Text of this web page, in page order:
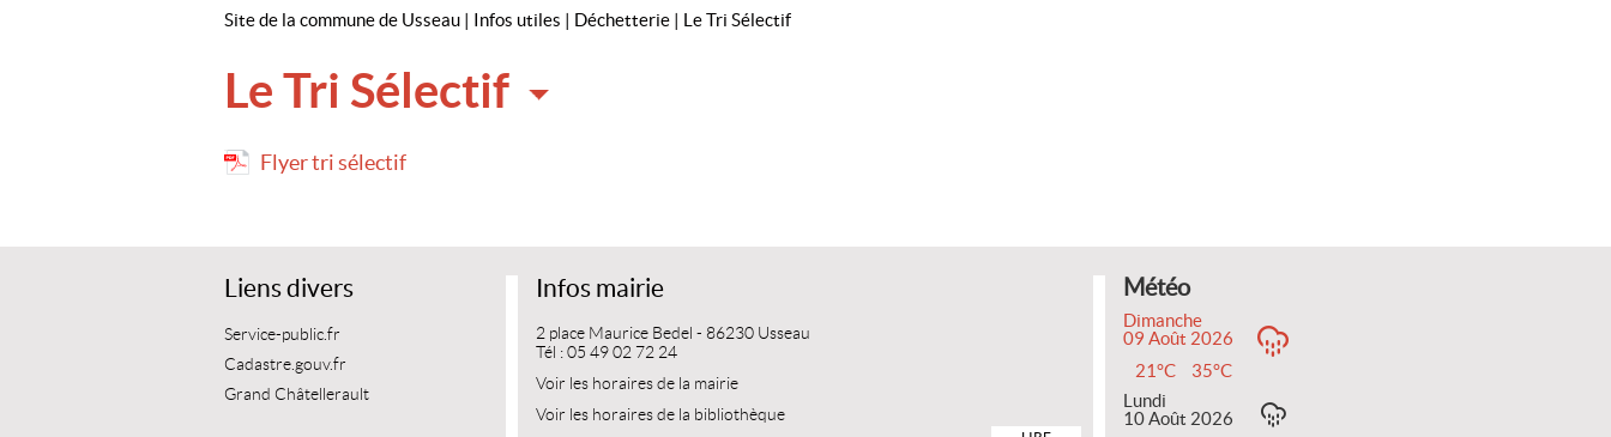
Usseau Infos
Cap Jeunes
Vie de la paroisse
Site de la commune de Usseau | Infos utiles | Déchetterie | Le Tri Sélectif
Le Tri Sélectif
Flyer tri sélectif
Liens divers
Service-public.fr
Cadastre.gouv.fr
Grand Châtellerault
Infos mairie
2 place Maurice Bedel - 86230 Usseau
Tél : 05 49 02 72 24
Voir les horaires de la mairie
Voir les horaires de la bibliothèque
Météo
Dimanche
09 Août 2026
21°C
35°C
Lundi
10 Août 2026